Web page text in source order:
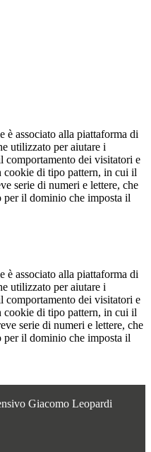
è associato alla piattaforma di
utilizzato per aiutare i
comportamento dei visitatori e
cookie di tipo pattern, in cui il
serie di numeri e lettere, che
il dominio che imposta il
è associato alla piattaforma di
utilizzato per aiutare i
comportamento dei visitatori e
cookie di tipo pattern, in cui il
serie di numeri e lettere, che
il dominio che imposta il
Giacomo Leopardi